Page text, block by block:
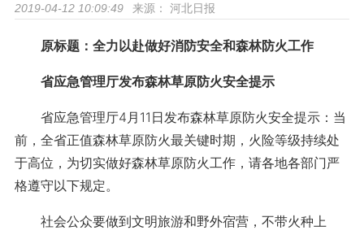
2019-04-12 10:09:49 来源： 河北日报
原标题：全力以赴做好消防安全和森林防火工作
省应急管理厅发布森林草原防火安全提示
省应急管理厅4月11日发布森林草原防火安全提示：当
前，全省正值森林草原防火最关键时期，火险等级持续处
于高位，为切实做好森林草原防火工作，请各地各部门严
格遵守以下规定。
社会公众要做到文明旅游和野外宿营，不带火种上